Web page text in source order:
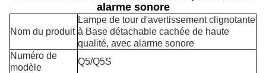
alarme sonore
Nom du produit
Lampe de tour d'avertissement clignotante
à Base détachable cachée de haute
qualité, avec alarme sonore
Numéro de
modèle
Q5/Q5S